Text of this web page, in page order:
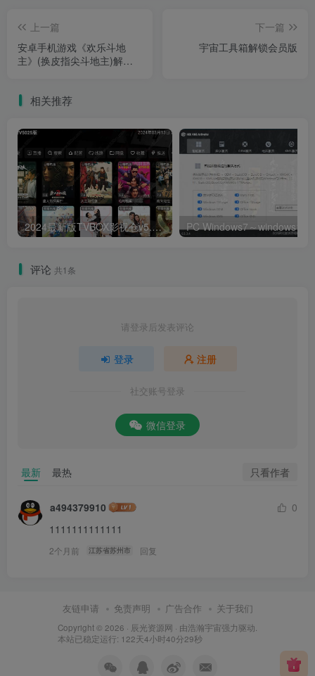
上一篇
安卓手机游戏《欢乐斗地
主》(换皮指尖斗地主)解锁
下一篇
宇宙工具箱解锁会员版
相关推荐
2024最新版TVBOX影视仓v5.0.25脱壳解密版 已去除弹窗提示及顶部提示 可内置tvbox仓库接口 内附三个修改版本
评论 共1条
请登录后发表评论
登录 注册
社交账号登录
微信登录
最新 最热 只看作者
a494379910
0
1111111111111
2个月前 江苏省苏州市 回复
友链申请 免责声明 广告合作 关于我们
Copyright © 2026 · 辰光资源网 · 由浩瀚宇宙强力驱动.
本站已稳定运行: 122天4小时40分30秒